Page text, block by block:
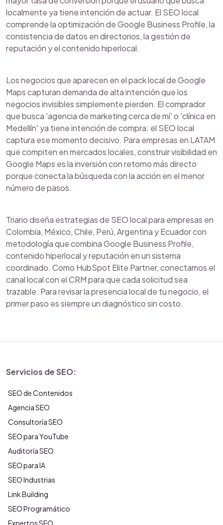
localmente ya tiene intención de actuar. El SEO local
comprende la optimización de Google Business Profile, la
consistencia de datos en directorios, la gestión de
reputación y el contenido hiperlocal.
Los negocios que aparecen en el pack local de Google
Maps capturan demanda de alta intención que los
negocios invisibles simplemente pierden. El comprador
que busca 'agencia de marketing cerca de mí' o 'clínica en
Medellín' ya tiene intención de compra: el SEO local
captura ese momento decisivo. Para empresas en LATAM
que compiten en mercados locales, construir visibilidad en
Google Maps es la inversión con retorno más directo
porque conecta la búsqueda con la acción en el menor
número de pasos.
Triario diseña estrategias de SEO local para empresas en
Colombia, México, Chile, Perú, Argentina y Ecuador con
metodología que combina Google Business Profile,
contenido hiperlocal y reputación en un sistema
coordinado. Como HubSpot Elite Partner, conectamos el
canal local con el CRM para que cada solicitud sea
trazable. Para revisar la presencia local de tu negocio, el
primer paso es siempre un diagnóstico sin costo.
Servicios de SEO:
SEO de Contenidos
Agencia SEO
Consultoría SEO
SEO para YouTube
Auditoría SEO
SEO para IA
SEO Industrias
Link Building
SEO Programático
Expertos SEO